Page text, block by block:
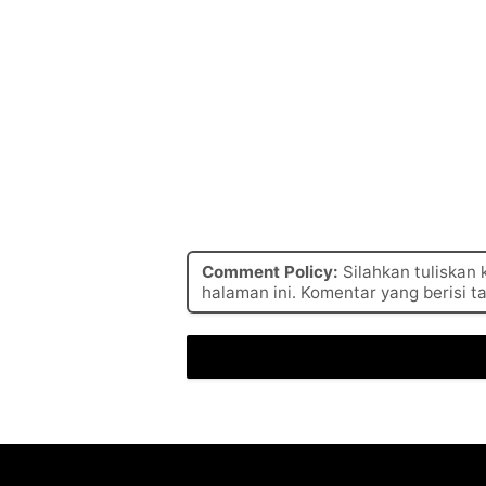
Comment Policy: Silahkan tuliskan
halaman ini. Komentar yang berisi